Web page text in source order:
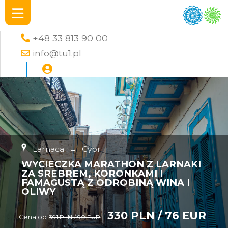
+48 33 813 90 00
info@tu1.pl
Larnaca → Cypr
WYCIECZKA MARATHON Z LARNAKI
ZA SREBREM, KORONKAMI I
FAMAGUSTĄ Z ODROBINĄ WINA I
OLIWY
Cena od 391 PLN / 90 EUR 330 PLN / 76 EUR